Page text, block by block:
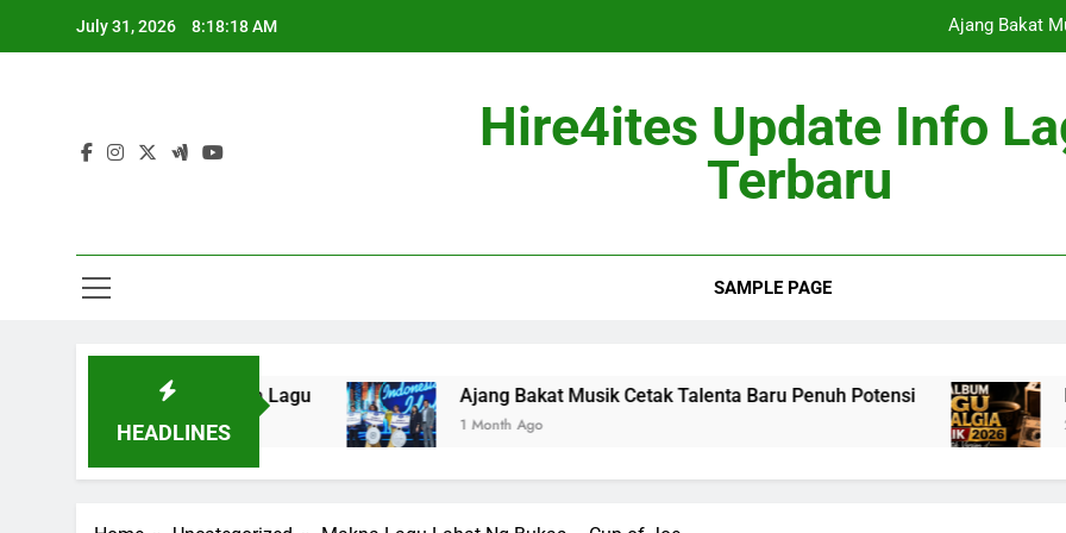
July 31, 2026 8:18:19 AM Ajang Bakat
Industri
Hire4ites Update Info
Terbaru
SAMPLE PAGE
HEADLINES
Kuasai Tangga Lagu Ajang Bakat Musik Cetak Talenta Baru Penuh Potensi
1 Month Ago
Berita Musik
2 Months Ago